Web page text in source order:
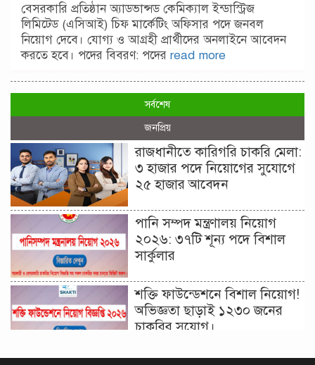
বেসরকারি প্রতিষ্ঠান অ্যাডভান্সড কেমিক্যাল ইন্ডাস্ট্রিজ
লিমিটেড (এসিআই) চিফ মার্কেটিং অফিসার পদে জনবল
নিয়োগ দেবে। যোগ্য ও আগ্রহী প্রার্থীদের অনলাইনে আবেদন
করতে হবে। পদের বিবরণ: পদের read more
সর্বশেষ
জনপ্রিয়
রাজধানীতে কারিগরি চাকরি মেলা:
৩ হাজার পদে নিয়োগের সুযোগে
২৫ হাজার আবেদন
পানি সম্পদ মন্ত্রণালয় নিয়োগ
২০২৬: ৩৭টি শূন্য পদে বিশাল
সার্কুলার
শক্তি ফাউন্ডেশনে বিশাল নিয়োগ!
অভিজ্ঞতা ছাড়াই ১২৩০ জনের
চাকরির সুযোগ।